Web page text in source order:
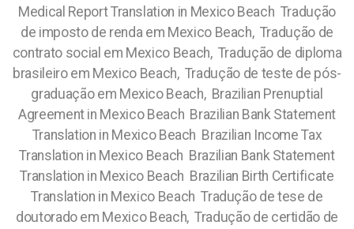
Medical Report Translation in Mexico Beach Tradução
de imposto de renda em Mexico Beach, Tradução de
contrato social em Mexico Beach, Tradução de diploma
brasileiro em Mexico Beach, Tradução de teste de pós-
graduação em Mexico Beach, Brazilian Prenuptial
Agreement in Mexico Beach Brazilian Bank Statement
Translation in Mexico Beach Brazilian Income Tax
Translation in Mexico Beach Brazilian Bank Statement
Translation in Mexico Beach Brazilian Birth Certificate
Translation in Mexico Beach Tradução de tese de
doutorado em Mexico Beach, Tradução de certidão de